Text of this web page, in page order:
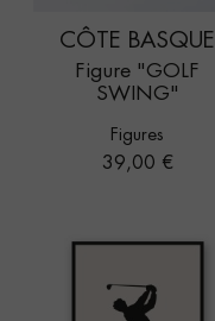
CÔTE BASQUE
Figure "GOLF
SWING"
Figures
Prix
39,00 €